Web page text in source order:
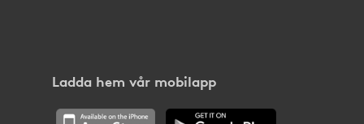
Ladda hem vår mobilapp